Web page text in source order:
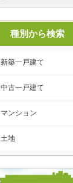
種別から検索
新築一戸建て
中古一戸建て
マンション
土地